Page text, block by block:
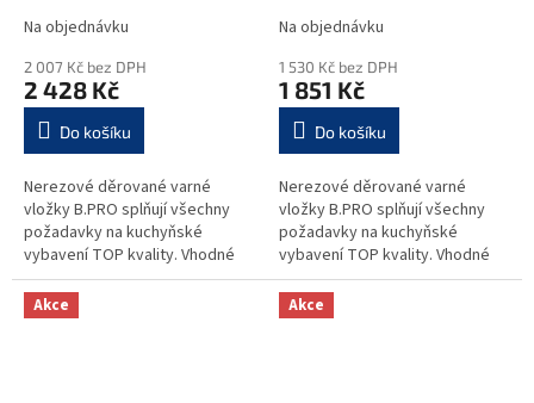
Na objednávku
2 007 Kč bez DPH
2 428 Kč
Do košíku
Nerezové děrované varné
vložky B.PRO splňují všechny
požadavky na kuchyňské
vybavení TOP kvality. Vhodné
pro provozy typu závodních a
školních jídelen, hotelů,
restaurací,...
Na objednávku
1 530 Kč bez DPH
1 851 Kč
Do košíku
Nerezové děrované varné
vložky B.PRO splňují všechny
požadavky na kuchyňské
vybavení TOP kvality. Vhodné
pro provozy typu závodních a
školních jídelen, hotelů,
restaurací,...
Akce Akce